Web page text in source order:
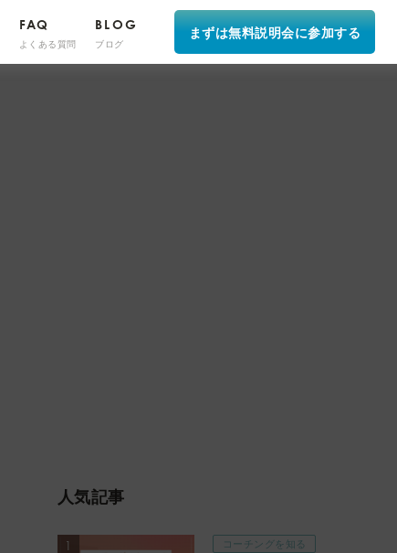
FAQ
よくある質問
BLOG
ブログ
まずは無料説明会に参加する
人気記事
コーチングを知る